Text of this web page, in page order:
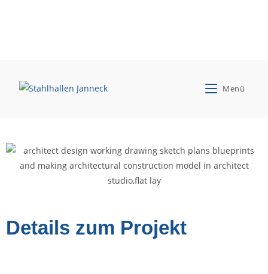
Menü
Schröder Wildeshausen
Details zum Projekt